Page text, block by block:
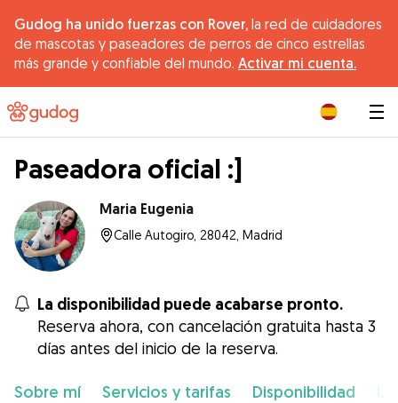
Gudog ha unido fuerzas con Rover, la red de cuidadores
de mascotas y paseadores de perros de cinco estrellas
más grande y confiable del mundo. Activar mi cuenta.
Paseadora oficial :]
Maria Eugenia
Calle Autogiro, 28042, Madrid
La disponibilidad puede acabarse pronto.
Reserva ahora, con cancelación gratuita hasta 3
días antes del inicio de la reserva.
Sobre mí Servicios y tarifas Disponibilidad